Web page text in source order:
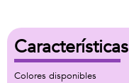
Características
Colores disponibles